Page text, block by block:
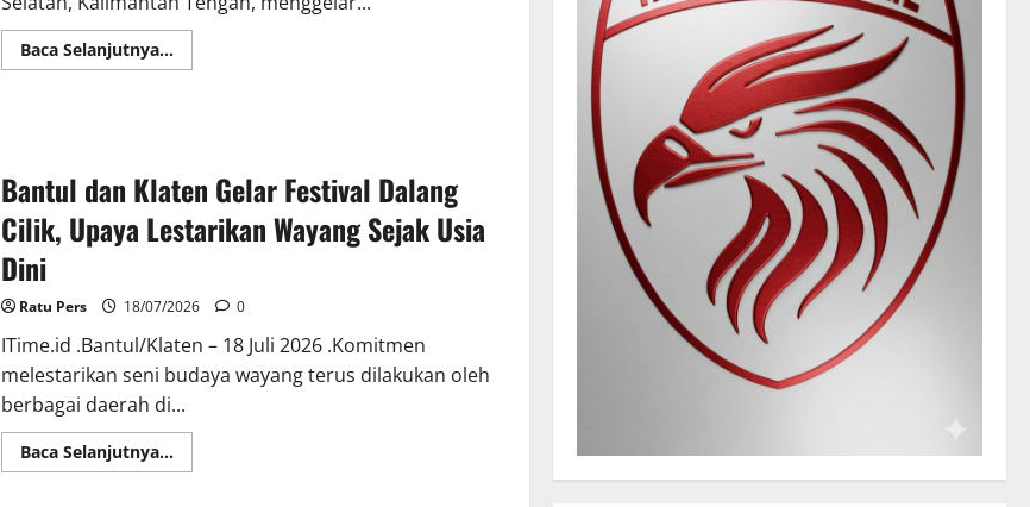
Baca Selanjutnya...Read
more
Adat
Kaharingan
Dayak
Ma’anyan,
Wujud
Harmoni
dengan
Bantul dan Klaten Gelar Festival Dalang
Cilik, Upaya Lestarikan Wayang Sejak Usia
Dini
Ratu Pers 18/07/2026 0
ITime.id .Bantul/Klaten – 18 Juli 2026 .Komitmen
melestarikan seni budaya wayang terus dilakukan oleh
berbagai daerah di...
Baca Selanjutnya...Read
more